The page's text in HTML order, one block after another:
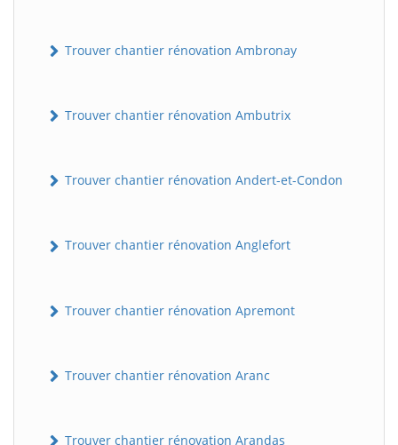
Trouver chantier rénovation Ambronay
Trouver chantier rénovation Ambutrix
Trouver chantier rénovation Andert-et-Condon
Trouver chantier rénovation Anglefort
Trouver chantier rénovation Apremont
Trouver chantier rénovation Aranc
Trouver chantier rénovation Arandas